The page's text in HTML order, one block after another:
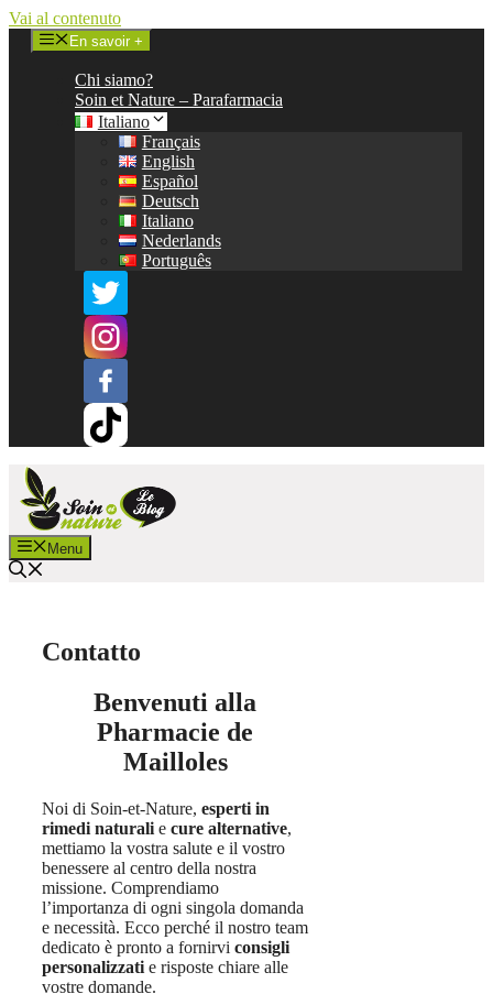
Vai al contenuto
En savoir +
Chi siamo?
Soin et Nature – Parafarmacia
Italiano
Français
English
Español
Deutsch
Italiano
Nederlands
Português
Menu
Contatto
Benvenuti alla
Pharmacie de
Mailloles
Noi di Soin-et-Nature, esperti in
rimedi naturali e cure alternative,
mettiamo la vostra salute e il vostro
benessere al centro della nostra
missione. Comprendiamo
l’importanza di ogni singola domanda
e necessità. Ecco perché il nostro team
dedicato è pronto a fornirvi consigli
personalizzati e risposte chiare alle
vostre domande.